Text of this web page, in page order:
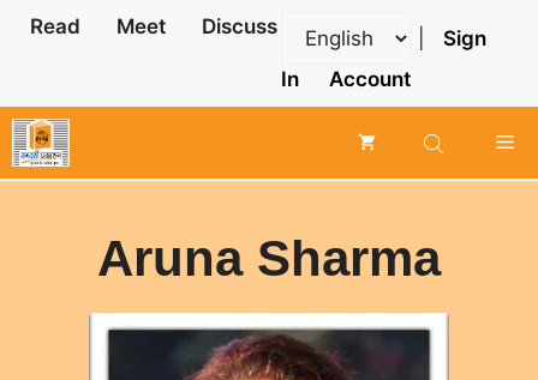
Skip
Read Meet Discuss
Sign
In
Account
Aruna Sharma